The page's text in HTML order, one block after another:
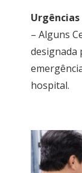
– Alguns
designada
hospital.